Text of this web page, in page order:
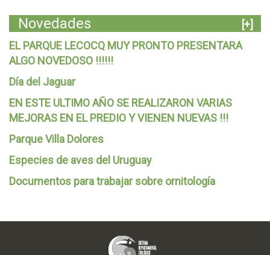
Novedades
[+]
EL PARQUE LECOCQ MUY PRONTO PRESENTARA
ALGO NOVEDOSO !!!!!!
Día del Jaguar
EN ESTE ULTIMO AÑO SE REALIZARON VARIAS
MEJORAS EN EL PREDIO Y VIENEN NUEVAS !!!
Parque Villa Dolores
Especies de aves del Uruguay
Documentos para trabajar sobre ornitología